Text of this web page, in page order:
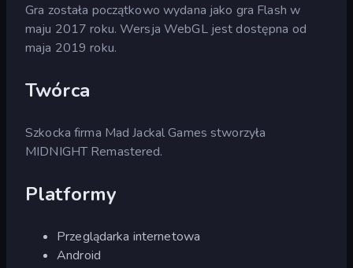
Gra została początkowo wydana jako gra Flash w
maju 2017 roku. Wersja WebGL jest dostępna od
maja 2019 roku.
Twórca
Szkocka firma Mad Jackal Games stworzyła
MIDNIGHT Remastered.
Platformy
Przeglądarka internetowa
Android